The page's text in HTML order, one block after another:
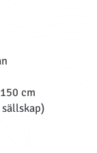
cm